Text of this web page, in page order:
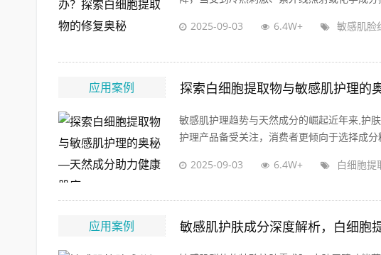
2025-09-03 6.4W+ 敏感肌脸
应用案例 探索白细胞提取物与敏感肌护理的
敏感肌护理趋势与天然成分的崛起近年来,护
护理产品备受关注，消费者更倾向于选择成分
2025-09-03 6.4W+ 白细胞提
应用案例 敏感肌护肤成分深度解析，白细胞